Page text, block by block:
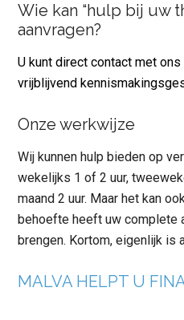
Wie kan “hulp bij uw
aanvragen?
U kunt directcontact met ons
vrijblijvend
Onze werkwijze
Wij kunnen hulp bieden op
wekelijks 1 of 2 uur,
maand 2 uur. Maar het kan
behoefte heeft uw complete
brengen. Kortom, eigenlijk is
MALVA HELPT U